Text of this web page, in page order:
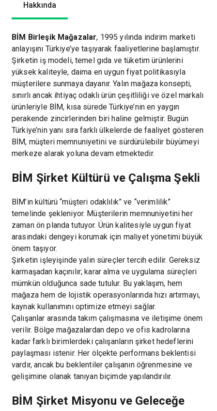
Hakkında
BİM Birleşik Mağazalar, 1995 yılında indirim marketi
anlayışını Türkiye’ye taşıyarak faaliyetlerine başlamıştır.
Şirketin iş modeli, temel gıda ve tüketim ürünlerini
yüksek kaliteyle, daima en uygun fiyat politikasıyla
müşterilere sunmaya dayanır. Yalın mağaza konsepti,
sınırlı ancak ihtiyaç odaklı ürün çeşitliliği ve özel markalı
ürünleriyle BİM, kısa sürede Türkiye’nin en yaygın
perakende zincirlerinden biri haline gelmiştir. Bugün
Türkiye’nin yanı sıra farklı ülkelerde de faaliyet gösteren
BİM, müşteri memnuniyetini ve sürdürülebilir büyümeyi
merkeze alarak yoluna devam etmektedir.
BİM Şirket Kültürü ve Çalışma Şekli
BİM’in kültürü “müşteri odaklılık” ve “verimlilik”
temelinde şekleniyor. Müşterilerin memnuniyetini her
zaman ön planda tutuyor. Ürün kalitesiyle uygun fiyat
arasındaki dengeyi korumak için maliyet yönetimi büyük
önem taşıyor.
Şirketin işleyişinde yalın süreçler tercih edilir. Gereksiz
karmaşadan kaçınılır; karar alma ve uygulama süreçleri
mümkün olduğunca sade tutulur. Bu yaklaşım, hem
mağaza hem de lojistik operasyonlarında hızı artırmayı,
kaynak kullanımını optimize etmeyi sağlar.
Çalışanlar arasında takım çalışmasına ve iletişime önem
verilir. Bölge mağazalardan depo ve ofis kadrolarına
kadar farklı birimlerdeki çalışanların şirket hedeflerini
paylaşması istenir. Her ölçekte performans beklentisi
vardır, ancak bu beklentiler çalışanın öğrenmesine ve
gelişimine olanak tanıyan biçimde yapılandırılır.
BİM Şirket Misyonu ve Geleceğe